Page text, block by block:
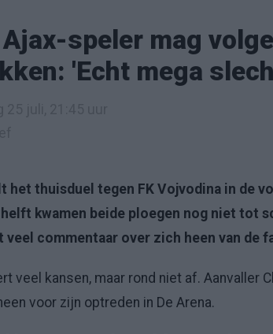
Ajax-speler mag
'Echt mega
het thuisduel tegen FK Vojvodina in de
kwamen beide ploegen nog niet tot
veel commentaar over zich heen van de
veel kansen, maar rond niet af. Aanvaller
voor zijn optreden in De Arena.